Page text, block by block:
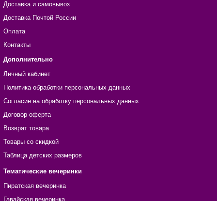
Доставка и самовывоз
Доставка Почтой России
Оплата
Контакты
Дополнительно
Личный кабинет
Политика обработки персональных данных
Согласие на обработку персональных данных
Договор-оферта
Возврат товара
Товары со скидкой
Таблица детских размеров
Тематические вечеринки
Пиратская вечеринка
Гавайская вечеринка